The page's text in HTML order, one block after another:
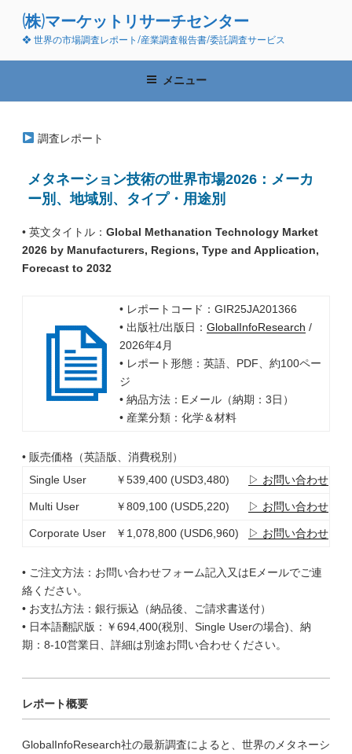
ン
(株)マーケットリサーチセンター
❖ 世界の市場調査レポート/産業調査報告書/委託調査サービス
メニュー
調査レポート
メタネーション技術の世界市場2026：メーカ
ー別、地域別、タイプ・用途別
• 英文タイトル： Global Methanation Technology Market
2026 by Manufacturers, Regions, Type and Application,
Forecast to 2032
• レポートコード：GIR25JA201366
• 出版社/出版日： GlobalInfoResearch /
2026年4月
• レポート形態：英語、PDF、約100ペー
ジ
• 納品方法：Eメール（納期：3日）
• 産業分類：化学＆材料
• 販売価格（英語版、消費税別）
Single User
￥539,400 (USD3,480) ▷ お問い合わせ
Multi User ￥809,100 (USD5,220) ▷ お問い合わせ
Corporate User ￥1,078,800 (USD6,960) ▷ お問い合わせ
• ご注文方法：お問い合わせフォーム記入又はEメールでご連
絡ください。
• お支払方法：銀行振込（納品後、ご請求書送付）
• 日本語翻訳版：￥694,400(税別、Single Userの場合)、納
期：8-10営業日、詳細は別途お問い合わせください。
レポート概要
GlobalInfoResearch社の最新調査によると、世界のメタネーシ